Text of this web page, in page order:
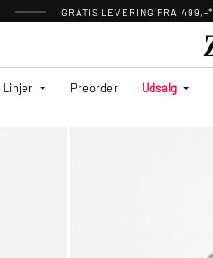
GRATIS LEVERING FRA 499,-*
Linjer Preorder Udsalg